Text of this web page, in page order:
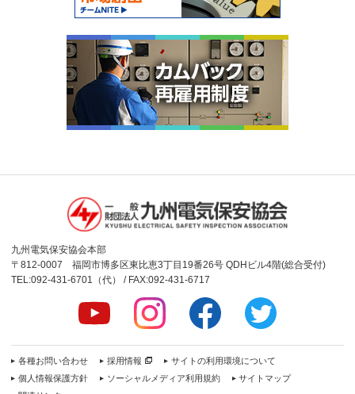
九州電気保安協会本部
〒812-0007 福岡市博多区東比恵3丁目19番26号 QDHビル4階(総合受付)
TEL:092-431-6701（代） / FAX:092-431-6717
各種お問い合わせ 採用情報
サイトの利用環境について
個人情報保護方針
ソーシャルメディア利用規約
サイトマップ